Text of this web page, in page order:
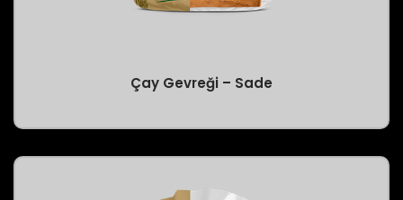
Çay Gevreği – Sade